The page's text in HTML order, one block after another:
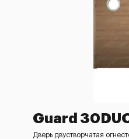
Guard
Дверь двустворчатая